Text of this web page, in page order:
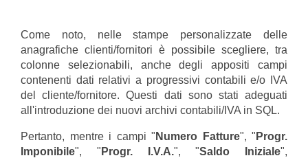
Come noto, nelle stampe personalizzate delle
anagrafiche clienti/fornitori è possibile scegliere, tra
colonne selezionabili, anche degli appositi campi
contenenti dati relativi a progressivi contabili e/o IVA
del cliente/fornitore. Questi dati sono stati adeguati
all'introduzione dei nuovi archivi contabili/IVA in SQL.
Pertanto, mentre i campi " Numero Fatture", " Progr.
Imponibile", " Progr. I.V.A.", "Saldo Iniziale",